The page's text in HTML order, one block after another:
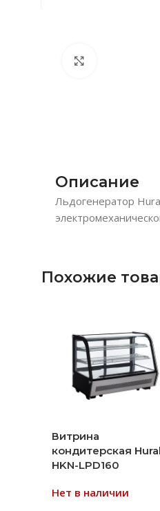
Описание
Льдогенератор
Похожие
Витрина
кондитерская
HKN-LPD160
Нет в наличии